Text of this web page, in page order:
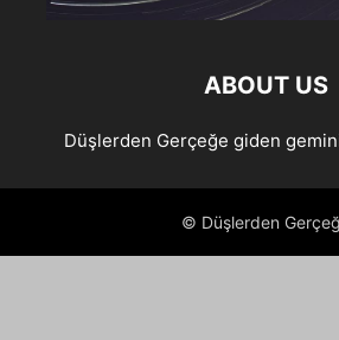
ABOUT US
Düşlerden Gerçeğe giden
© Düşlerden